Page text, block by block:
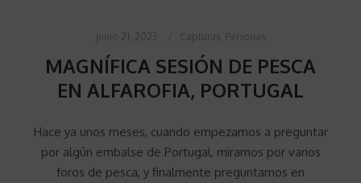
junio 21, 2023 Capturas, Personas
MAGNÍFICA SESIÓN DE PESCA
EN ALFAROFIA, PORTUGAL
Hace ya unos meses, cuando empezamos a preguntar
por algún embalse de Portugal, miramos por varios
foros de pesca, y finalmente preguntamos en